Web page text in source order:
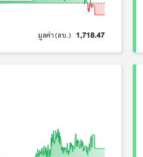
มูลค่า (ลบ.) 1,718.47